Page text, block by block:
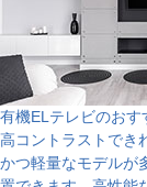
有機ELテレビのおす
高コントラストでき
かつ軽量なモデルが